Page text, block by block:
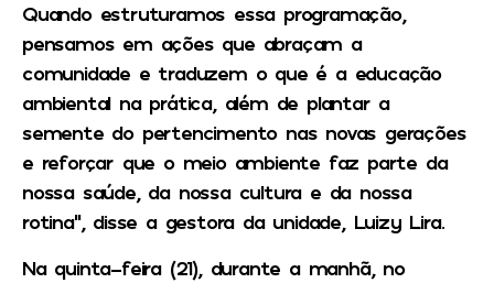
Quando estruturamos essa programação,
pensamos em ações que abraçam a
comunidade e traduzem o que é a educação
ambiental na prática, além de plantar a
semente do pertencimento nas novas gerações
e reforçar que o meio ambiente faz parte da
nossa saúde, da nossa cultura e da nossa
rotina”, disse a gestora da unidade, Luizy Lira.
Na quinta-feira (21), durante a manhã, no